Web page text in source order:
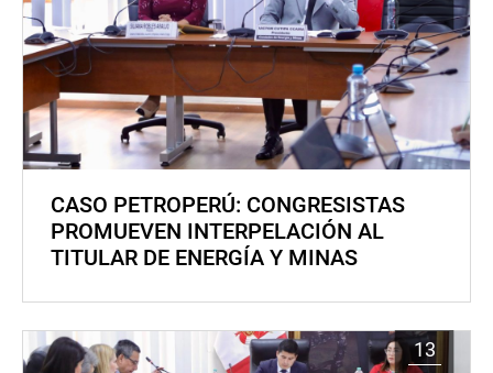
CASO PETROPERÚ: CONGRESISTAS
PROMUEVEN INTERPELACIÓN AL
TITULAR DE ENERGÍA Y MINAS
13